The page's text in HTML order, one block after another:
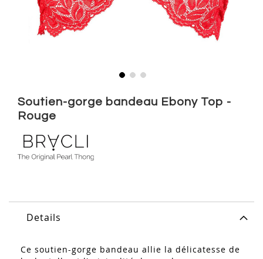
the
beginning
images
Soutien-gorge bandeau Ebony Top -
Rouge
Details
Ce soutien-gorge bandeau allie la délicatesse de